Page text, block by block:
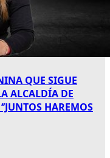
QUE SIGUE
ALCALDÍA DE
HAREMOS